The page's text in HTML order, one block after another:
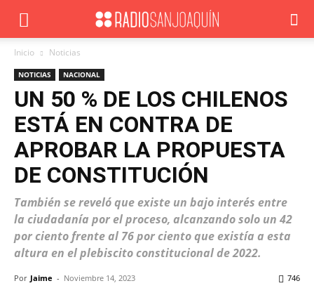
Inicio Noticias
NOTICIAS NACIONAL
UN 50 % DE LOS CHILENOS
ESTÁ EN CONTRA DE
APROBAR LA PROPUESTA
DE CONSTITUCIÓN
También se reveló que existe un bajo interés entre
la ciudadanía por el proceso, alcanzando solo un 42
por ciento frente al 76 por ciento que existía a esta
altura en el plebiscito constitucional de 2022.
Por Jaime - Noviembre 14, 2023 746